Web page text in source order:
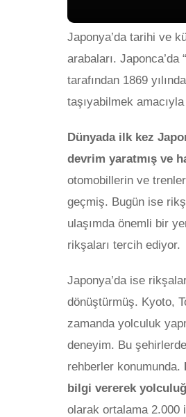
Japonya’da tarihi ve
arabaları.
tarafından 1869
taşıyabilmek
Dünyada ilk kez
devrim yaratmış ve
otomobillerin ve
geçmiş. Bugün ise
ulaşımda önemli bir
rikşaları tercih ediyor.
Japonya’da ise
dönüştürmüş. Kyoto,
zamanda yolculuk
deneyim. Bu
rehberler konumunda.
bilgi vererek
olarak ortalama 2.000